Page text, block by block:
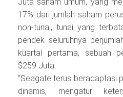
17% dari jumlah saham
non-tunai, tunai yang
pendek seluruhnya
kuartal pertama, sebuah
$259 Juta.
“Seagate terus beradaptasi
dinamis, mengatur